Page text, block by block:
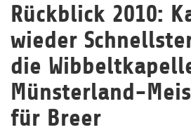
Rückblick 2010:
wieder
die
Münsterland-
für Breer